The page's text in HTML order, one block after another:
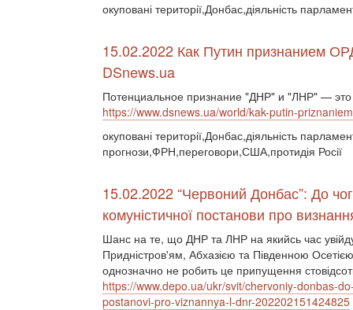
окуповані території,Донбас,діяльність
15.02.2022 Как Путин признанием
DSnews.ua
Потенциальное признание "ДНР" и "ЛНР" — это
https://www.dsnews.ua/world/kak-putin-
окуповані території,Донбас,діяльність
прогнози,ФРН,переговори,США,протидія Росії
15.02.2022 “Червоний Донбас”: До
комуністичної постанови про
Шанс на те, що ДНР та ЛНР на якийсь час
Придністров'ям, Абхазією та Південною
однозначно не робить це припущення
https://www.depo.ua/ukr/svit/chervoniy-donbas-
postanovi-pro-viznannya-l-dnr-202202151424825